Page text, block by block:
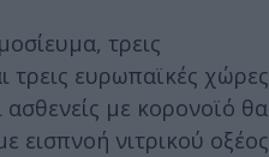
τρεις
τρεις ευρωπαϊκές χώρες
ασθενείς με κορονοϊό θα
εισπνοή νιτρικού οξέος